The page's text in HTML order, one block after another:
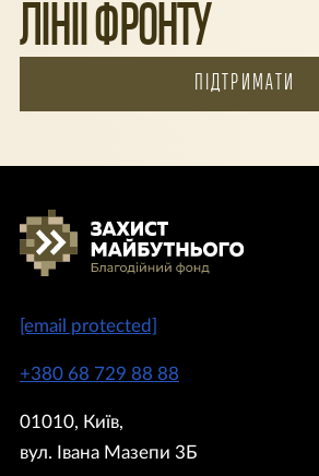
ЛІНІЇ ФРОНТУ
ПІДТРИМАТИ
[email protected]
+380 68 729 88 88
01010, Київ,
вул. Івана Мазепи 3Б